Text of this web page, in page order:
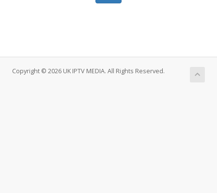
Copyright © 2026 UK IPTV MEDIA. All Rights Reserved.